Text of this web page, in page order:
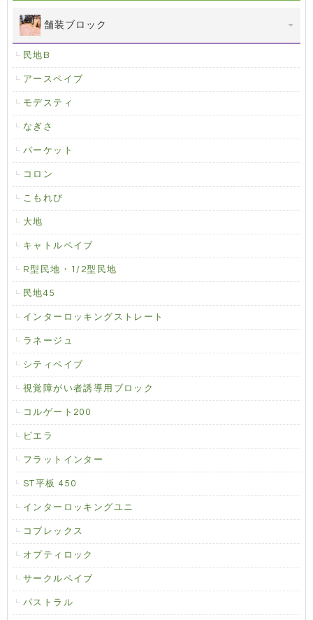
舗装ブロック
民地B
アースペイブ
モデスティ
なぎさ
パーケット
コロン
こもれび
大地
キャトルペイブ
R型民地・1/2型民地
民地45
インターロッキングストレート
ラネージュ
シティペイブ
視覚障がい者誘導用ブロック
コルゲート200
ピエラ
フラットインター
ST平板 450
インターロッキングユニ
コブレックス
オプティロック
サークルペイブ
パストラル